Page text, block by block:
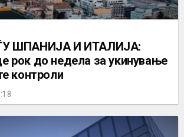
ШПАНИЈА И ИТАЛИЈА:
рок до недела за укинување
контроли